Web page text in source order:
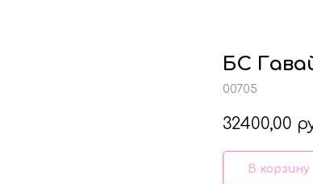
БС
00705
32400,00
В корзину